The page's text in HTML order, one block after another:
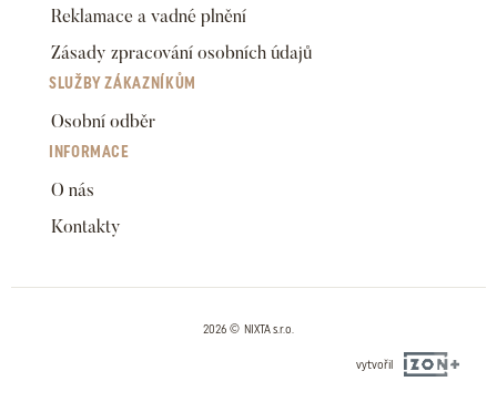
Reklamace a vadné plnění
Zásady zpracování osobních údajů
SLUŽBY ZÁKAZNÍKŮM
Osobní odběr
INFORMACE
O nás
Kontakty
2026 © NIXTA s.r.o.
vytvořil